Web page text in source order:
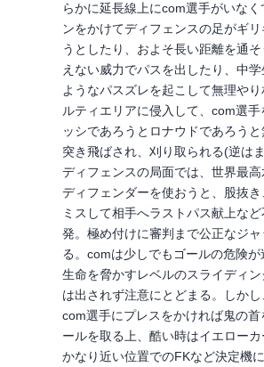
らかに延長線上にcom選手がいな
ンをかけてディフェンスの足がギ
うとしたり、およそ長い距離を通
えない威力でパスを出したり、中
ようなパスズレを起こして無理や
ルティエリアに侵入して、com選
ッシであろうとロナウドであろう
突き飛ばされ、刈り取られる(逆は
ディフェンスの局面では、世界最
ディフェンダーを使おうと、股抜
ミスして相手へラストパス献上な
発。極め付けに審判まで公正なジ
る。comは少しでもゴールの危険
生命を脅かすレベルのスライディ
は出されず注意にとどまる。しか
com選手にプレスをかければ鬼の
ールを取る上、酷い時はイエロー
かなり近い位置でのFKなど決定機